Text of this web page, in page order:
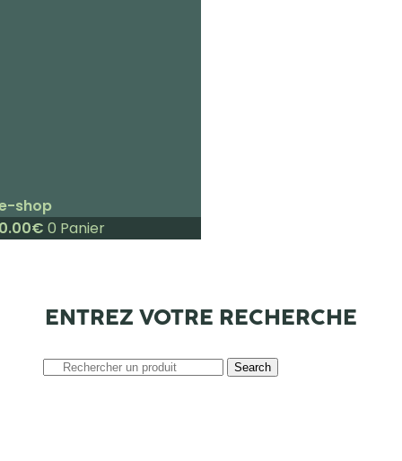
shop
€ 0 Panier
ENTREZ VOTRE RECHERCHE
Search